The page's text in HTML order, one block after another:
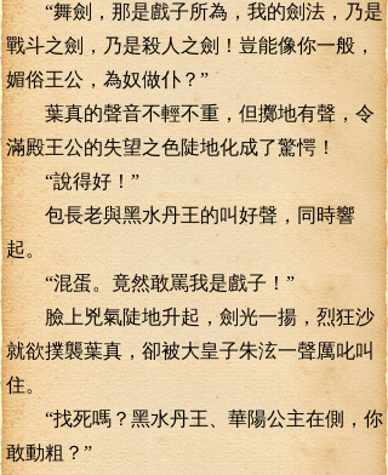
“舞劍，那是戲子所為，我的劍法，乃是
戰斗之劍，乃是殺人之劍！豈能像你一般，
媚俗王公，為奴做仆？”
葉真的聲音不輕不重，但擲地有聲，令
滿殿王公的失望之色陡地化成了驚愕！
“說得好！”
包長老與黑水丹王的叫好聲，同時響
起。
“混蛋。竟然敢罵我是戲子！”
臉上兇氣陡地升起，劍光一揚，烈狂沙
就欲撲襲葉真，卻被大皇子朱泫一聲厲叱叫
住。
“找死嗎？黑水丹王、華陽公主在側，你
敢動粗？”